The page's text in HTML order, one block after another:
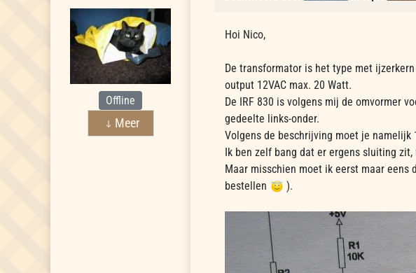
Offline
Meer
Hoi Nico,
De transformator is het type met
output 12VAC max. 20 Watt.
De IRF 830 is volgens mij de omvormer
gedeelte links-onder.
Volgens de beschrijving moet je namelijk
Ik ben zelf bang dat er ergens sluiting
Maar misschien moet ik eerst maar eens
bestellen
).